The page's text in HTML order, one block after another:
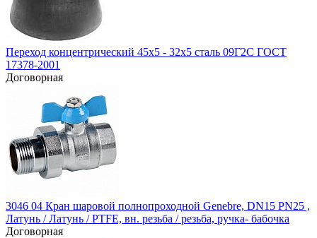
Переход концентрический 45х5 - 32х5 сталь 09Г2С ГОСТ
17378-2001
Договорная
3046 04 Кран шаровой полнопроходной Genebre, DN15 PN25 ,
Латунь / Латунь / PTFE, вн. резьба / резьба, ручка- бабочка
Договорная